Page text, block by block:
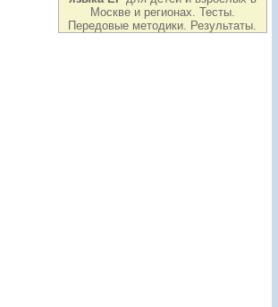
Москве и регионах. Тесты.
Передовые методики. Результаты.